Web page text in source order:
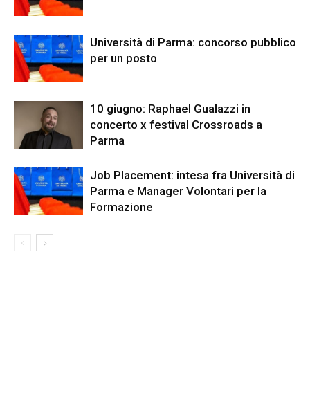
Università di Parma: concorso pubblico
per un posto
10 giugno: Raphael Gualazzi in
concerto x festival Crossroads a
Parma
Job Placement: intesa fra Università di
Parma e Manager Volontari per la
Formazione